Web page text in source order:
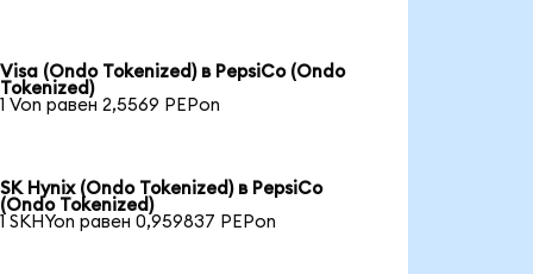
Visa (Ondo Tokenized) в PepsiCo (Ondo
Tokenized)
1 Von равен 2,5569 PEPon
SK Hynix (Ondo Tokenized) в PepsiCo
(Ondo Tokenized)
1 SKHYon равен 0,959837 PEPon